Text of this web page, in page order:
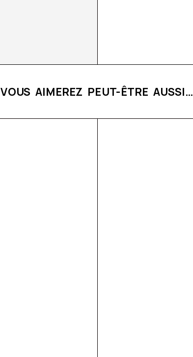
VOUS AIMEREZ PEUT-ÊTRE AUSSI…